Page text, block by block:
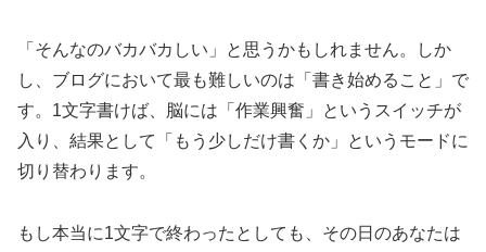
「そんなのバカバカしい」と思うかもしれません。しか
し、ブログにおいて最も難しいのは「書き始めること」で
す。1文字書けば、脳には「作業興奮」というスイッチが
入り、結果として「もう少しだけ書くか」というモードに
切り替わります。
もし本当に1文字で終わったとしても、その日のあなたは